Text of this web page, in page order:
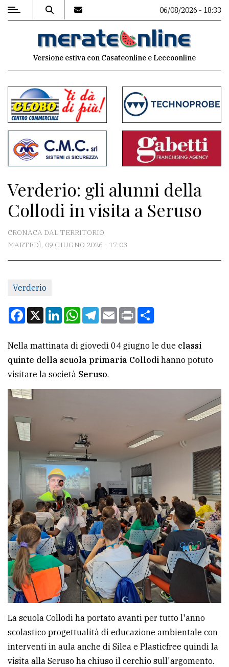
MENU
commenti
Contenuti
del
sito
Associazioni
Meteo
redazione
Scrivici
la
tua
pubblicità
Cerca
per
comune
Ricerca
avanzata
LE
ALTRE
TESTATE
PRIVACY
Privacy
policy
06/08/2026 - 18:33
Versione estiva con Casateonline e Leccoonline
Verderio: gli alunni della
Collodi in visita a Seruso
CRONACA DAL TERRITORIO
MARTEDÌ, 09 GIUGNO 2026 - 17:03
Verderio
Facebook
X LinkedInWhatsApp
Telegram
EmailPrint
Nella mattinata di giovedì 04 giugno le due classi
quinte della scuola primaria Collodi hanno potuto
visitare la società Seruso.
La scuola Collodi ha portato avanti per tutto l'anno
scolastico progettualità di educazione ambientale con
interventi in aula anche di Silea e Plasticfree quindi la
visita alla Seruso ha chiuso il cerchio sull'argomento.